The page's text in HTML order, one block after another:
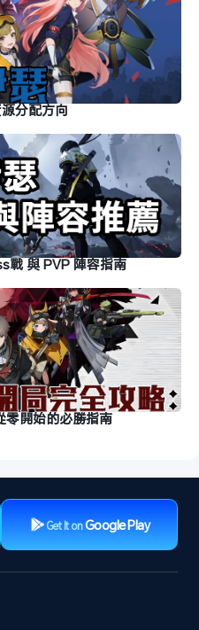
分配方向
戰 與 PVP 陣容指南
零開始的必勝指南
Get It onGoogle Play